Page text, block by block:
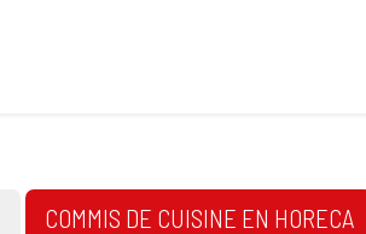
COMMIS DE CUISINE EN HORECA